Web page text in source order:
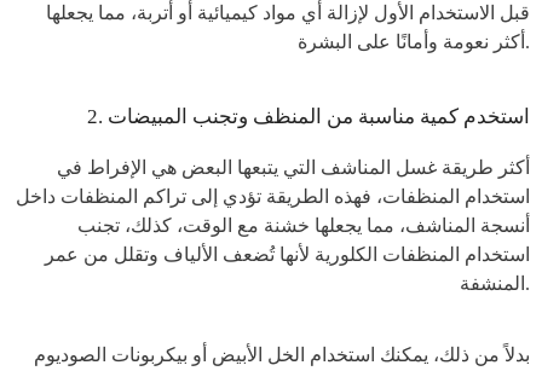
قبل الاستخدام الأول لإزالة أي مواد كيميائية أو أتربة، مما يجعلها
أكثر نعومة وأمانًا على البشرة.
2. استخدم كمية مناسبة من المنظف وتجنب المبيضات
أكثر طريقة غسل المناشف التي يتبعها البعض هي الإفراط في
استخدام المنظفات، فهذه الطريقة تؤدي إلى تراكم المنظفات داخل
أنسجة المناشف، مما يجعلها خشنة مع الوقت، كذلك، تجنب
استخدام المنظفات الكلورية لأنها تُضعف الألياف وتقلل من عمر
المنشفة.
بدلاً من ذلك، يمكنك استخدام الخل الأبيض أو بيكربونات الصوديوم